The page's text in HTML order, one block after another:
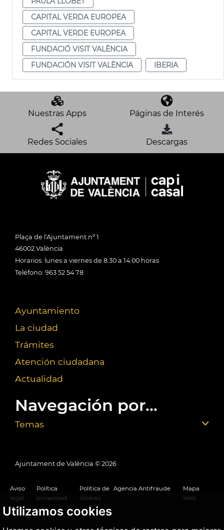
Utilizamos cookies
CAPITAL VERDA EUROPEA
CAPITAL VERDE EUROPEA
FUNDACIÓ VISIT VALÈNCIA
FUNDACIÓN VISIT VALÈNCIA
IBERIA
Nuestras Apps Páginas de Interés
Redes Sociales Descargas
Plaça de l'Ajuntament nº 1
46002 València
Horarios: lunes a viernes de 8:30 a 14:00 horas
Teléfono: 963 52 54 78
Ayuntamiento
La ciudad
Trámites
Atención ciudadana
Actualidad
Navegación por...
Temas
Ajuntament de València © 2026
Aviso
legal
Política
privacidad
Política de
cookies
Agencia Antifraude
Mapa
Web